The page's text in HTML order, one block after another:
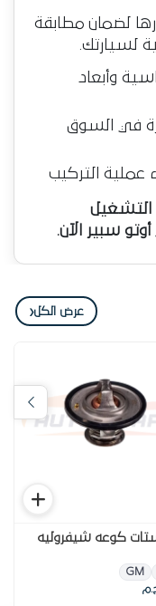
لضمان مطابقة
لسيارتك.
وأبعاد
في السوق
عملية التركيب
التشغيل
سبير الآن.
عرض الكل‹
كوعه شيفروليه
GM